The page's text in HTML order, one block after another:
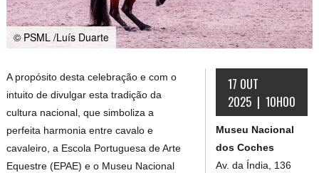
© PSML /Luís Duarte
17 OUT
2025 | 10H00
Museu Nacional
dos Coches
Av. da Índia, 136
A propósito desta celebração e com o
intuito de divulgar esta tradição da
cultura nacional, que simboliza a
perfeita harmonia entre cavalo e
cavaleiro, a Escola Portuguesa de Arte
Equestre (EPAE) e o Museu Nacional